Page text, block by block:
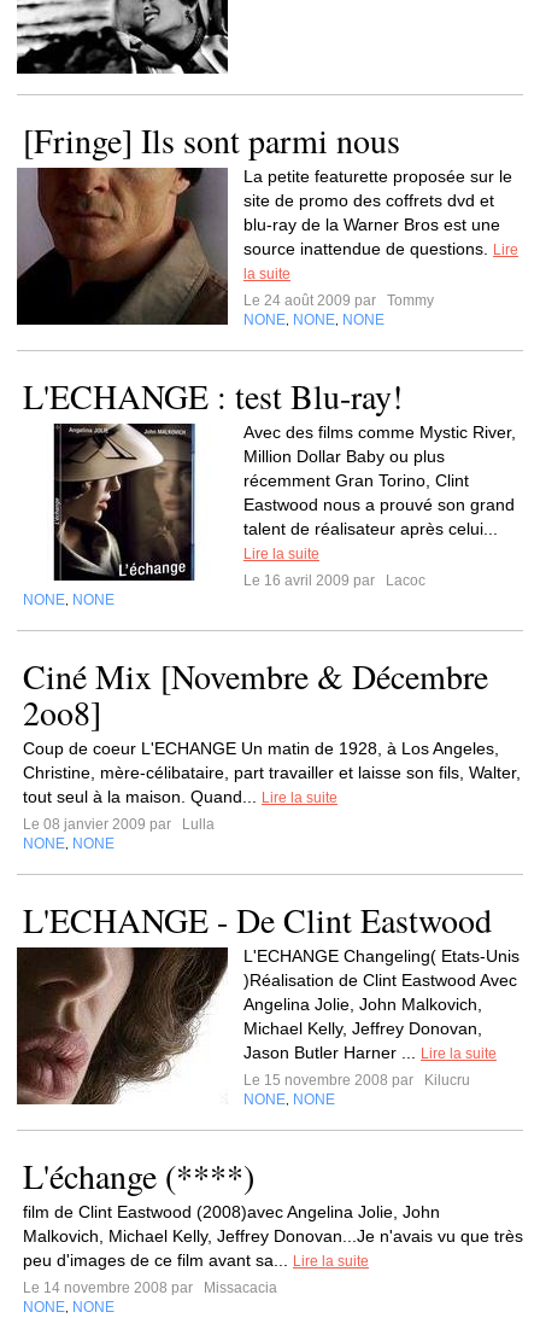
[Fringe] Ils sont parmi nous
La petite featurette proposée sur le
site de promo des coffrets dvd et
blu-ray de la Warner Bros est une
source inattendue de questions.
Lire
la suite
Le 24 août 2009 par
Tommy
NONE NONE NONE
L'ECHANGE : test Blu-ray!
Avec des films comme Mystic River,
Million Dollar Baby ou plus
récemment Gran Torino, Clint
Eastwood nous a prouvé son grand
talent de réalisateur après celui...
Lire la suite
Le 16 avril 2009 par
Lacoc
NONE NONE
Ciné Mix [Novembre & Décembre
2oo8]
Coup de coeur L'ECHANGE Un matin de 1928, à Los Angeles,
Christine, mère-célibataire, part travailler et laisse son fils, Walter,
tout seul à la maison. Quand...
Lire la suite
Le 08 janvier 2009 par
Lulla
NONE NONE
L'ECHANGE - De Clint Eastwood
L'ECHANGE Changeling( Etats-Unis
)Réalisation de Clint Eastwood Avec
Angelina Jolie, John Malkovich,
Michael Kelly, Jeffrey Donovan,
Jason Butler Harner ...
Lire la suite
Le 15 novembre 2008 par
Kilucru
NONE NONE
L'échange (****)
film de Clint Eastwood (2008)avec Angelina Jolie, John
Malkovich, Michael Kelly, Jeffrey Donovan...Je n'avais vu que très
peu d'images de ce film avant sa...
Lire la suite
Le 14 novembre 2008 par
Missacacia
NONE NONE